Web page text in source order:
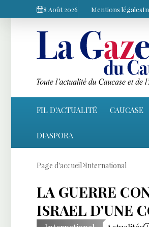
8 Août 2026 Mentions légales
FIL D'ACTUALITÉ CAUCASE
DIASPORA
Page d'accueil International
LA GUERRE
ISRAEL D'UNE